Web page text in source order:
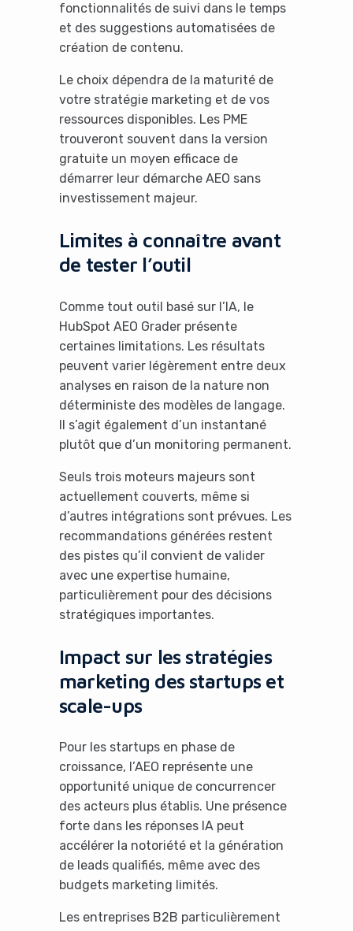
fonctionnalités de suivi dans le temps
et des suggestions automatisées de
création de contenu.
Le choix dépendra de la maturité de
votre stratégie marketing et de vos
ressources disponibles. Les PME
trouveront souvent dans la version
gratuite un moyen efficace de
démarrer leur démarche AEO sans
investissement majeur.
Limites à connaître avant
de tester l’outil
Comme tout outil basé sur l’IA, le
HubSpot AEO Grader présente
certaines limitations. Les résultats
peuvent varier légèrement entre deux
analyses en raison de la nature non
déterministe des modèles de langage.
Il s’agit également d’un instantané
plutôt que d’un monitoring permanent.
Seuls trois moteurs majeurs sont
actuellement couverts, même si
d’autres intégrations sont prévues. Les
recommandations générées restent
des pistes qu’il convient de valider
avec une expertise humaine,
particulièrement pour des décisions
stratégiques importantes.
Impact sur les stratégies
marketing des startups et
scale-ups
Pour les startups en phase de
croissance, l’AEO représente une
opportunité unique de concurrencer
des acteurs plus établis. Une présence
forte dans les réponses IA peut
accélérer la notoriété et la génération
de leads qualifiés, même avec des
budgets marketing limités.
Les entreprises B2B particulièrement